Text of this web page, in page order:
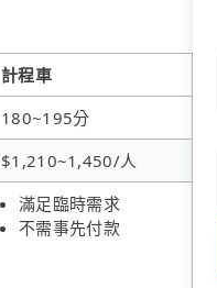
計程車
180~195分
$1,210~1,450/人
滿足臨時需求
不需事先付款